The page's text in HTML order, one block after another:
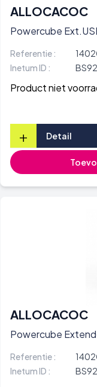
ALLOCACOC
Powercube
Referentie :
Inetum ID :
Product niet
+ Detail
ALLOCACOC
Powercube
Referentie :
Inetum ID :